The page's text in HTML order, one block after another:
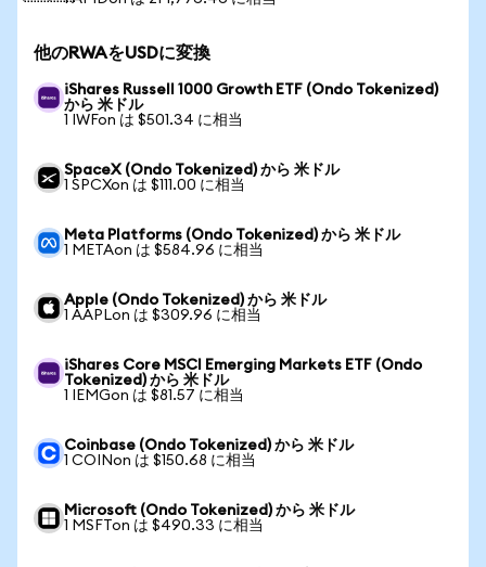
他のRWAをUSDに変換
iShares Russell 1000 Growth ETF (Ondo Tokenized)
から 米ドル
1 IWFon は $501.34 に相当
SpaceX (Ondo Tokenized) から 米ドル
1 SPCXon は $111.00 に相当
Meta Platforms (Ondo Tokenized) から 米ドル
1 METAon は $584.96 に相当
Apple (Ondo Tokenized) から 米ドル
1 AAPLon は $309.96 に相当
iShares Core MSCI Emerging Markets ETF (Ondo
Tokenized) から 米ドル
1 IEMGon は $81.57 に相当
Coinbase (Ondo Tokenized) から 米ドル
1 COINon は $150.68 に相当
Microsoft (Ondo Tokenized) から 米ドル
1 MSFTon は $490.33 に相当